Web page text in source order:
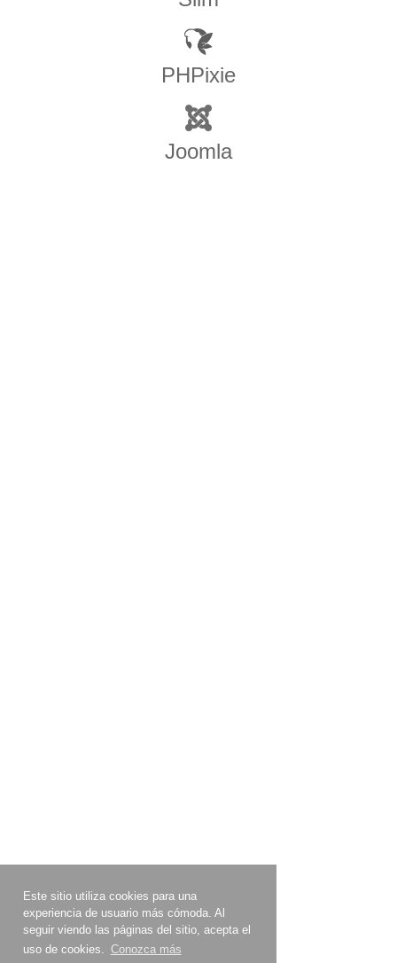
Este sitio utiliza cookies para una
experiencia de usuario más cómoda. Al
seguir viendo las páginas del sitio, acepta el
uso de cookies. Conozca más
PHPixie
Joomla